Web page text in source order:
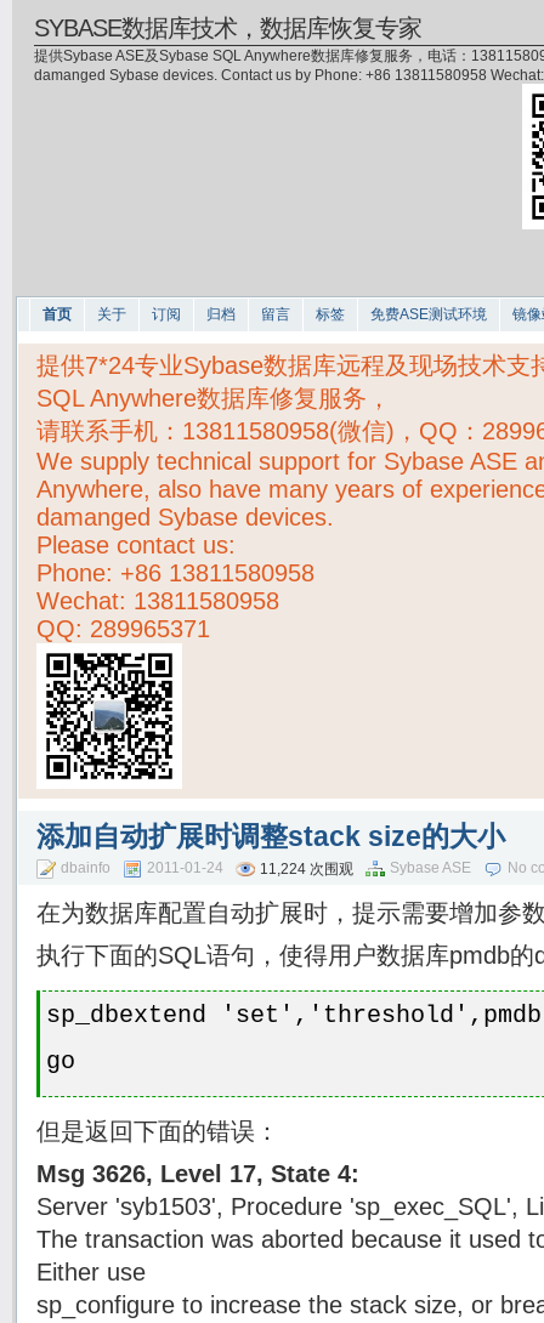
SYBASE数据库技术，数据库恢复专家
提供Sybase ASE及Sybase SQL Anywhere数据库修复服务，电话：
damanged Sybase devices. Contact us by Phone: +86 13811580958
首页 关于 订阅 归档 留言 标签 免费ASE测试环境 镜
提供7*24专业Sybase数据库远程及现场技术支
SQL Anywhere数据库修复服务，
请联系手机： 13811580958(微信)，QQ：
We supply technical support for Sybase ASE
Anywhere, also have many years of
damanged Sybase devices.
Please contact us:
Phone: +86 13811580958
Wechat: 13811580958
QQ: 289965371
添加自动扩展时调整stack size的大小
dbainfo 2011-01-24 11,224 次围观 Sybase ASE No
在为数据库配置自动扩展时，提示需要增加参
执行下面的SQL语句，使得用户数据库pmdb
sp_dbextend
go
但是返回下面的错误：
Msg 3626, Level 17, State 4:
Server 'syb1503', Procedure 'sp_exec_SQL',
The transaction was aborted because it used
Either use
sp_configure to increase the stack size, or